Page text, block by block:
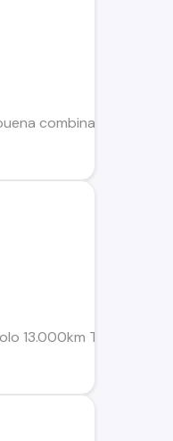
combinación de
13.000km Top de